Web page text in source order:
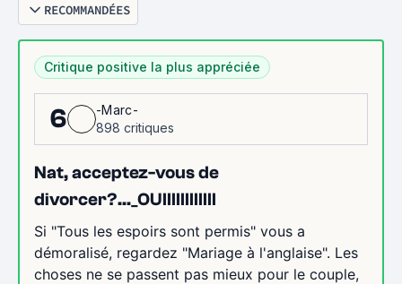
RECOMMANDÉES
Critique positive la plus appréciée
6
-Marc-
898 critiques
Nat, acceptez-vous de
divorcer?..._OUIIIIIIIIIIII
Si "Tous les espoirs sont permis" vous a
démoralisé, regardez "Mariage à l'anglaise". Les
choses ne se passent pas mieux pour le couple,